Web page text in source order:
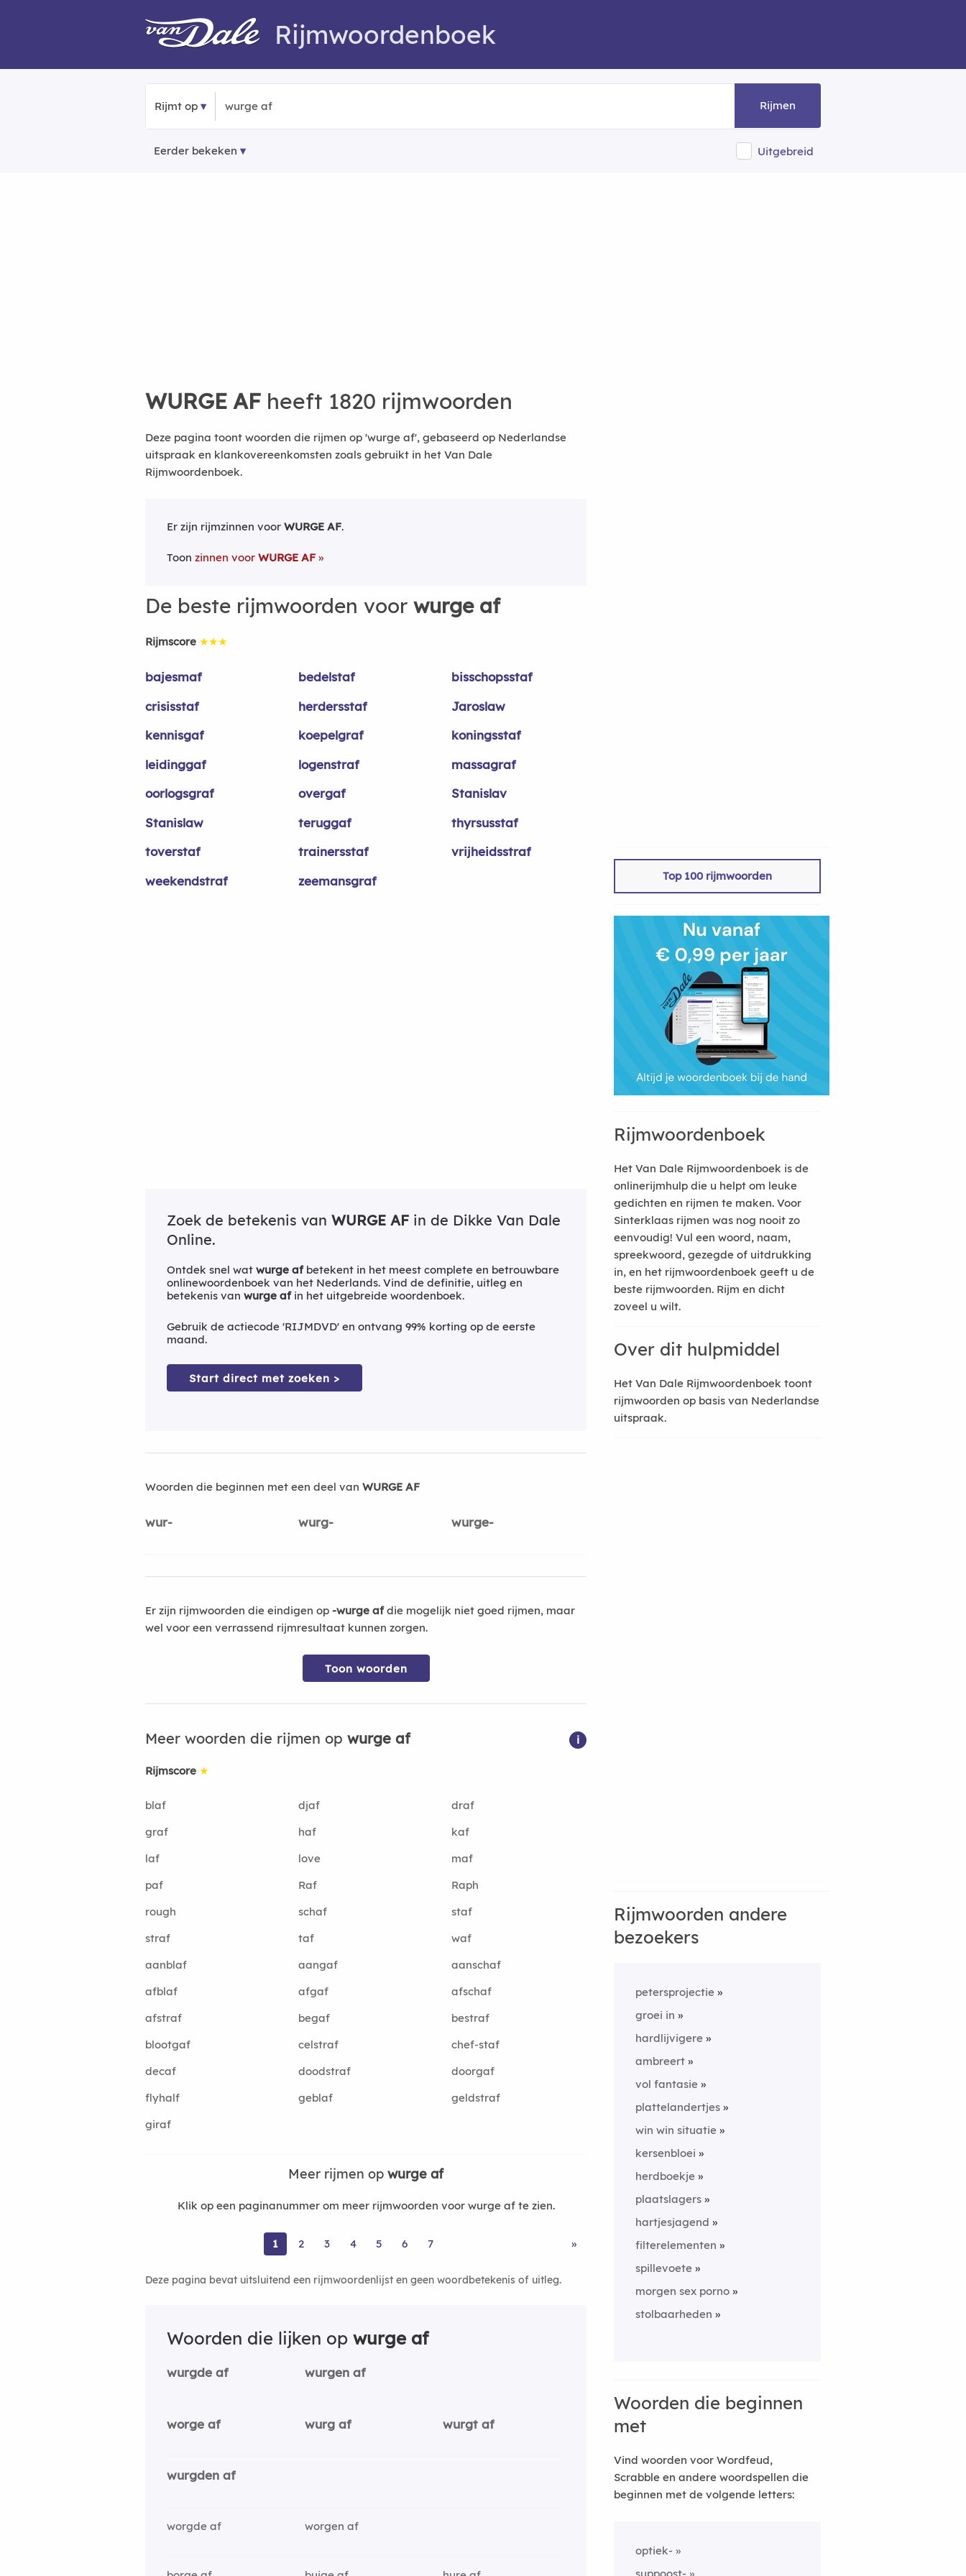
Rijmwoordenboek
Rijmt op Rijmen
Eerder bekeken Uitgebreid
WURGE AF heeft 1820 rijmwoorden
Deze pagina toont woorden die rijmen op 'wurge af', gebaseerd op Nederlandse
uitspraak en klankovereenkomsten zoals gebruikt in het Van Dale
Rijmwoordenboek.
Er zijn rijmzinnen voor WURGE AF.
Toon zinnen voor WURGE AF
De beste rijmwoorden voor wurge af
Rijmscore ★★★
bajesmaf bedelstaf
bisschopsstaf
crisisstaf
herdersstaf
Jaroslaw
kennisgaf
koepelgraf
koningsstaf
leidinggaf
logenstraf
massagraf
oorlogsgraf
overgaf
Stanislav
Stanislaw
teruggaf
thyrsusstaf
toverstaf
trainersstaf
vrijheidsstraf
weekendstraf
zeemansgraf
Zoek de betekenis van WURGE AF in de Dikke Van Dale
Online.
Ontdek snel wat wurge afbetekent in het meest complete en betrouwbare
onlinewoordenboek van het Nederlands. Vind de definitie, uitleg en
betekenis van wurge afin het uitgebreide woordenboek.
Gebruik de actiecode 'RIJMDVD' en ontvang 99% korting op de eerste
maand.
Start direct met zoeken >
Woorden die beginnen met een deel van WURGE AF
wur- wurg- wurge-
Er zijn rijmwoorden die eindigen op -wurge afdie mogelijk niet goed rijmen, maar
wel voor een verrassend rijmresultaat kunnen zorgen.
Toon woorden
Meer woorden die rijmen op wurge af i
Rijmscore ★
blaf djaf
draf
graf
haf
kaf
laf
love
maf
paf
Raf
Raph
rough
schaf
staf
straf
taf
waf
aanblaf
aangaf
aanschaf
afblaf
afgaf
afschaf
afstraf
begaf
bestraf
blootgaf
celstraf
chef-staf
decaf
doodstraf
doorgaf
flyhalf
geblaf
geldstraf
giraf
Meer rijmen opwurge af
Klik op een paginanummer om meer rijmwoorden voor wurge af te zien.
1 2 3 4 5 6 7 »
Deze pagina bevat uitsluitend een rijmwoordenlijst en geen woordbetekenis of uitleg.
Woorden die lijken op wurge af
wurgde af wurgen af
worge af wurg af wurgt af
wurgden af
worgde af worgen af
Top 100 rijmwoorden
Rijmwoordenboek
Het Van Dale Rijmwoordenboek is de
onlinerijmhulp die u helpt om leuke
gedichten en rijmen te maken. Voor
Sinterklaas rijmen was nog nooit zo
eenvoudig! Vul een woord, naam,
spreekwoord, gezegde of uitdrukking
in, en het rijmwoordenboek geeft u de
beste rijmwoorden. Rijm en dicht
zoveel u wilt.
Over dit hulpmiddel
Het Van Dale Rijmwoordenboek toont
rijmwoorden op basis van Nederlandse
uitspraak.
Rijmwoorden andere
bezoekers
petersprojectie
groei in
hardlijvigere
ambreert
vol fantasie
plattelandertjes
win win situatie
kersenbloei
herdboekje
plaatslagers
hartjesjagend
filterelementen
spillevoete
morgen sex porno
stolbaarheden
Woorden die beginnen
met
Vind woorden voor Wordfeud,
Scrabble en andere woordspellen die
beginnen met de volgende letters:
optiek-